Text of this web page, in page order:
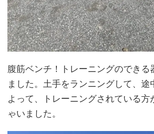
腹筋ベンチ！トレーニングのできる
ました。土手をランニングして、途
よって、トレーニングされている方
ゃいました。